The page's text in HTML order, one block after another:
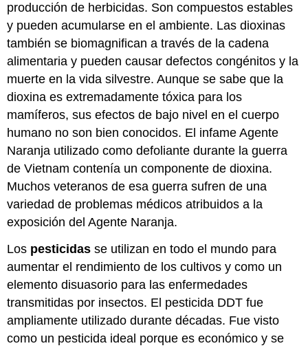
producción de herbicidas. Son compuestos estables
y pueden acumularse en el ambiente. Las dioxinas
también se biomagnifican a través de la cadena
alimentaria y pueden causar defectos congénitos y la
muerte en la vida silvestre. Aunque se sabe que la
dioxina es extremadamente tóxica para los
mamíferos, sus efectos de bajo nivel en el cuerpo
humano no son bien conocidos. El infame Agente
Naranja utilizado como defoliante durante la guerra
de Vietnam contenía un componente de dioxina.
Muchos veteranos de esa guerra sufren de una
variedad de problemas médicos atribuidos a la
exposición del Agente Naranja.
Los pesticidas se utilizan en todo el mundo para
aumentar el rendimiento de los cultivos y como un
elemento disuasorio para las enfermedades
transmitidas por insectos. El pesticida DDT fue
ampliamente utilizado durante décadas. Fue visto
como un pesticida ideal porque es económico y se